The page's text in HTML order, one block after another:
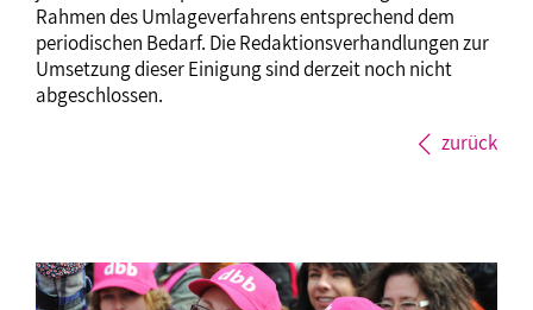
Rahmen des Umlageverfahrens entsprechend dem
periodischen Bedarf. Die Redaktionsverhandlungen zur
Umsetzung dieser Einigung sind derzeit noch nicht
abgeschlossen.
zurück